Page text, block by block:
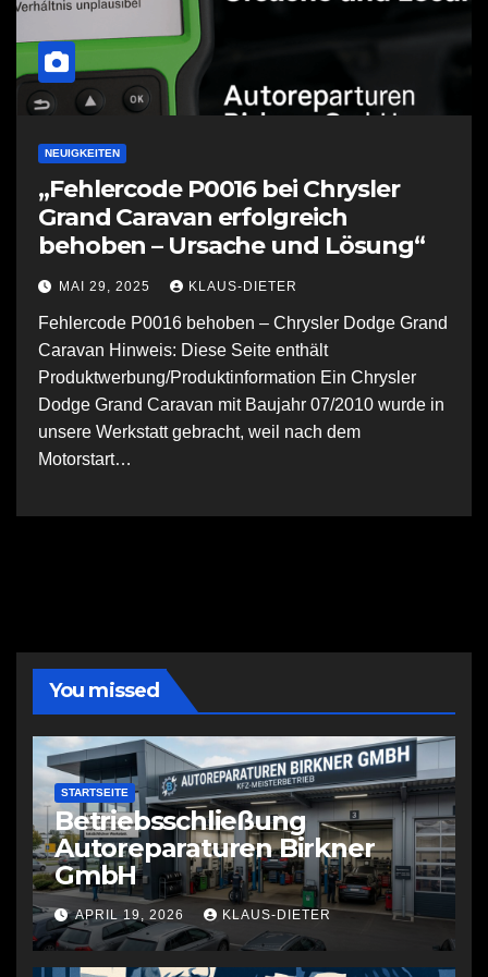
NEUIGKEITEN
„Fehlercode P0016 bei Chrysler
Grand Caravan erfolgreich
behoben – Ursache und Lösung“
MAI 29, 2025 KLAUS-DIETER
Fehlercode P0016 behoben – Chrysler Dodge Grand
Caravan Hinweis: Diese Seite enthält
Produktwerbung/Produktinformation Ein Chrysler
Dodge Grand Caravan mit Baujahr 07/2010 wurde in
unsere Werkstatt gebracht, weil nach dem
Motorstart…
You missed
STARTSEITE
Betriebsschließung
Autoreparaturen Birkner
GmbH
APRIL 19, 2026 KLAUS-DIETER